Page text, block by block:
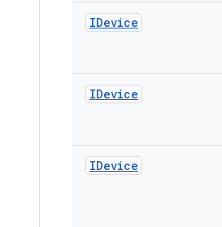
IDevice
IDevice
IDevice